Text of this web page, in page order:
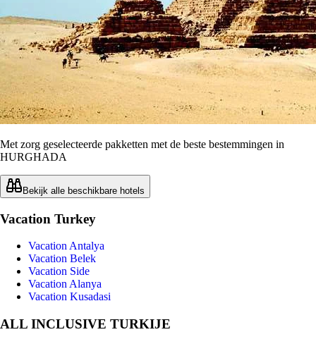
Met zorg geselecteerde pakketten met de beste bestemmingen in
HURGHADA
Bekijk alle beschikbare hotels
Vacation Turkey
Vacation Antalya
Vacation Belek
Vacation Side
Vacation Alanya
Vacation Kusadasi
ALL INCLUSIVE TURKIJE